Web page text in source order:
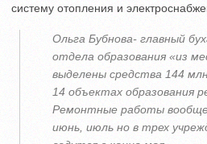
систему отопления и
Ольга Бубнова- главный
отдела образования «из
выделены средства 144
14 объектах образования
Ремонтные работы вообще
июнь, июль но в трех